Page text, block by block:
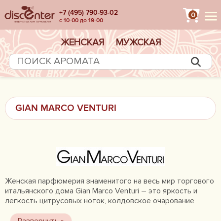
+7 (495) 790-93-02
с 10-00 до 19-00
0
ЖЕНСКАЯ МУЖСКАЯ
GIAN MARCO VENTURI
Женская парфюмерия знаменитого на весь мир торгового
итальянского дома Gian Marco Venturi – это яркость и
легкость цитрусовых ноток, колдовское очарование